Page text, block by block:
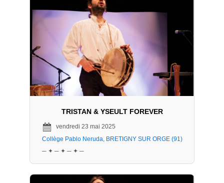
TRISTAN & YSEULT FOREVER
vendredi 23 mai 2025
Collège Pablo Neruda, BRETIGNY SUR ORGE (91)
─ ✦ ─ ✦ ─ ✦ ─